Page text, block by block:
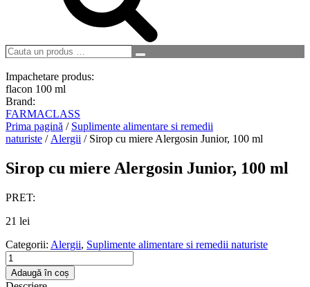
Cauta
produs
…
Search
Impachetare produs:
flacon 100 ml
Brand:
FARMACLASS
Prima pagină / Suplimente alimentare si remedii
naturiste / Alergii / Sirop cu miere Alergosin Junior, 100 ml
Sirop cu miere Alergosin Junior, 100 ml
PRET:
21 lei
Categorii: Alergii, Suplimente alimentare si remedii naturiste
Cantitate
Sirop
cu
Adaugă în coș